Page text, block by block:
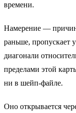
времени.
Намерение —
раньше, пропускает
диагонали
пределами этой
ни в шейп-файле.
Оно открывается